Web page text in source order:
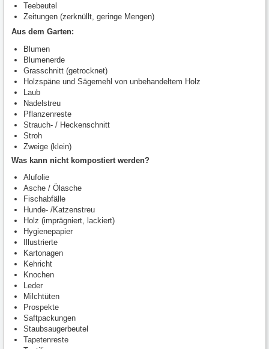
Teebeutel
Zeitungen (zerknüllt, geringe Mengen)
Aus dem Garten:
Blumen
Blumenerde
Grasschnitt (getrocknet)
Holzspäne und Sägemehl von unbehandeltem Holz
Laub
Nadelstreu
Pflanzenreste
Strauch- / Heckenschnitt
Stroh
Zweige (klein)
Was kann nicht kompostiert werden?
Alufolie
Asche / Ölasche
Fischabfälle
Hunde- /Katzenstreu
Holz (imprägniert, lackiert)
Hygienepapier
Illustrierte
Kartonagen
Kehricht
Knochen
Leder
Milchtüten
Prospekte
Saftpackungen
Staubsaugerbeutel
Tapetenreste